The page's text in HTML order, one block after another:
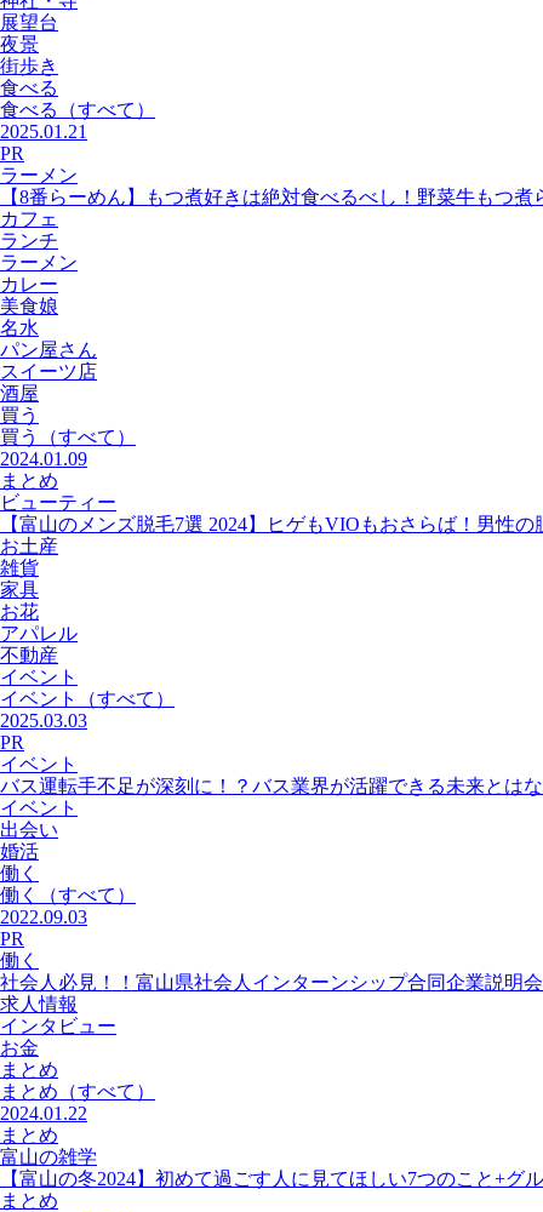
展望台
夜景
街歩き
食べる
食べる
（すべて）
2025.01.21
PR
ラーメン
【8番らーめん】もつ煮好きは絶対食べるべし！野菜牛もつ
カフェ
ランチ
ラーメン
カレー
美食娘
名水
パン屋さん
スイーツ店
酒屋
買う
買う
（すべて）
2024.01.09
まとめ
ビューティー
【富山のメンズ脱毛7選 2024】ヒゲもVIOもおさらば！男性
お土産
雑貨
家具
お花
アパレル
不動産
イベント
イベント
（すべて）
2025.03.03
PR
イベント
バス運転手不足が深刻に！？バス業界が活躍できる未来とは
イベント
出会い
婚活
働く
働く
（すべて）
2022.09.03
PR
働く
社会人必見！！富山県社会人インターンシップ合同企業説明会
求人情報
インタビュー
お金
まとめ
まとめ （すべて）
2024.01.22
まとめ
富山の雑学
【富山の冬2024】初めて過ごす人に見てほしい7つのこと+グ
まとめ